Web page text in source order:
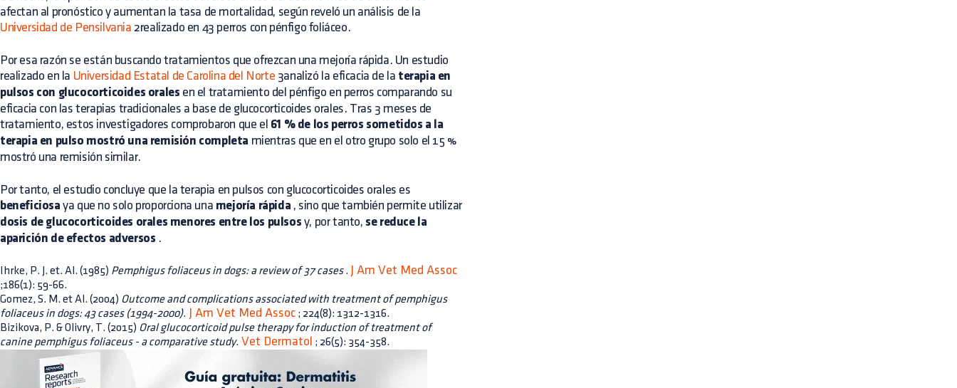
afectan al pronóstico y aumentan la tasa de mortalidad, según reveló un análisis de la
Universidad de Pensilvania 2realizado en 43 perros con pénfigo foliáceo.
Por esa razón se están buscando tratamientos que ofrezcan una mejoría rápida. Un estudio
realizado en la Universidad Estatal de Carolina del Norte 3analizó la eficacia de la terapia en
pulsos con glucocorticoides orales en el tratamiento del pénfigo en perros comparando su
eficacia con las terapias tradicionales a base de glucocorticoides orales. Tras 3 meses de
tratamiento, estos investigadores comprobaron que el 61 % de los perros sometidos a la
terapia en pulso mostró una remisión completa mientras que en el otro grupo solo el 15 %
mostró una remisión similar.
Por tanto, el estudio concluye que la terapia en pulsos con glucocorticoides orales es
beneficiosa ya que no solo proporciona una mejoría rápida , sino que también permite utilizar
dosis de glucocorticoides orales menores entre los pulsos y, por tanto, se reduce la
aparición de efectos adversos .
Ihrke, P. J. et. Al. (1985) Pemphigus foliaceus in dogs: a review of 37 cases. J Am Vet Med Assoc
;186(1): 59-66.
Gomez, S. M. et Al. (2004) Outcome and complications associated with treatment of pemphigus
foliaceus in dogs: 43 cases (1994-2000).
J Am Vet Med Assoc ; 224(8): 1312-1316.
Bizikova, P. & Olivry, T. (2015) Oral glucocorticoid pulse therapy for induction of treatment of
canine pemphigus foliaceus - a comparative study. Vet Dermatol ; 26(5): 354-358.